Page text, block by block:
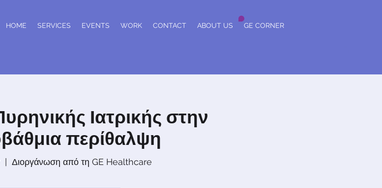
HOME SERVICES EVENTS WORK CONTACT ABOUT US GE CORNER
Ιατρικής στην
περίθαλψη
  |
Διοργάνωση από τη GE Healthcare